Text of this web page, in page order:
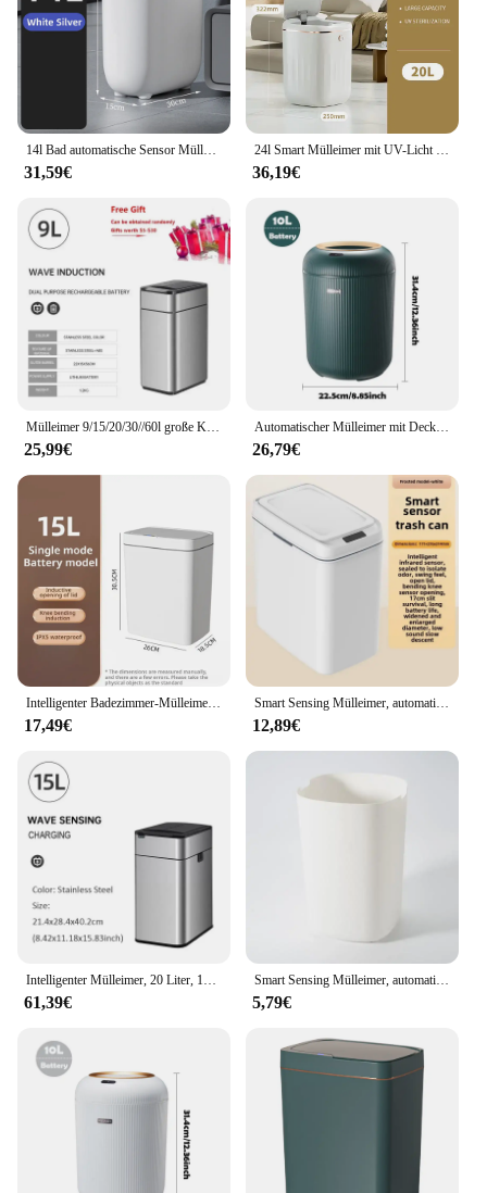
31,59€ 36,19€
25,99€
Automatischer Mülleimer mit Deckel, kleiner intelligenter Plastikmüll eimer, Bewegungssensor-Mülleimer für Schlafzimmer, Bad, Küche, Büro
26,79€
Intelligenter Badezimmer-Mülleimer, automatische Verpackung, elektronischer Mülleimer, weiß, berührungslos, schmal, intelligenter Sensor-Mülleimer, Smart Home, 15 l
17,49€
Smart Sensing Mülleimer, automatische Abdeckung, Heimgebrauch, keine Berührung, Öffnung, Toilette, Badezimmer, schmale Naht, Abfallbehälter, Umweltschutz
12,89€
Intelligenter Mülleimer, 20 Liter, 15 l, Papierkorb, Edelstahl, automatischer Sensor, Mülleimer, Lebensmittelabfallbehälter, Heimküche, Müllwürfel
61,39€
Smart Sensing Mülleimer, automatische Deckelabdeckung, Haushalt, Büro, Küche, Badezimmer, medizinischer Abfallbehälter aus Kunststoff
5,79€